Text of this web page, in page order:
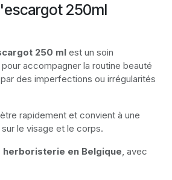
250ml
250 ml est un soin
accompagner la routine beauté
des imperfections ou irrégularités
rapidement et convient à une
le visage et le corps.
herboristerie en Belgique, avec